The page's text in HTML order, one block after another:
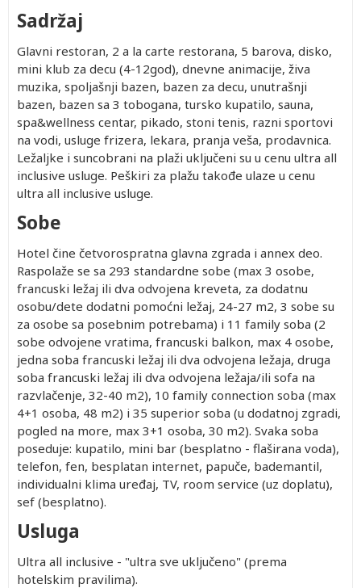
Sadržaj
Glavni restoran, 2 a la carte restorana, 5 barova, disko,
mini klub za decu (4-12god), dnevne animacije, živa
muzika, spoljašnji bazen, bazen za decu, unutrašnji
bazen, bazen sa 3 tobogana, tursko kupatilo, sauna,
spa&wellness centar, pikado, stoni tenis, razni sportovi
na vodi, usluge frizera, lekara, pranja veša, prodavnica.
Ležaljke i suncobrani na plaži uključeni su u cenu ultra all
inclusive usluge. Peškiri za plažu takođe ulaze u cenu
ultra all inclusive usluge.
Sobe
Hotel čine četvorospratna glavna zgrada i annex deo.
Raspolaže se sa 293 standardne sobe (max 3 osobe,
francuski ležaj ili dva odvojena kreveta, za dodatnu
osobu/dete dodatni pomoćni ležaj, 24-27 m2, 3 sobe su
za osobe sa posebnim potrebama) i 11 family soba (2
sobe odvojene vratima, francuski balkon, max 4 osobe,
jedna soba francuski ležaj ili dva odvojena ležaja, druga
soba francuski ležaj ili dva odvojena ležaja/ili sofa na
razvlačenje, 32-40 m2), 10 family connection soba (max
4+1 osoba, 48 m2) i 35 superior soba (u dodatnoj zgradi,
pogled na more, max 3+1 osoba, 30 m2). Svaka soba
poseduje: kupatilo, mini bar (besplatno - flaširana voda),
telefon, fen, besplatan internet, papuče, bademantil,
individualni klima uređaj, TV, room service (uz doplatu),
sef (besplatno).
Usluga
Ultra all inclusive - "ultra sve uključeno" (prema
hotelskim pravilima).